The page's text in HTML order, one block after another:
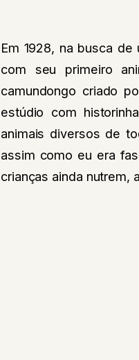
Em 1928, na busca
com seu primeiro
camundongo criado
estúdio com
animais diversos de
assim como eu era
crianças ainda nutrem,